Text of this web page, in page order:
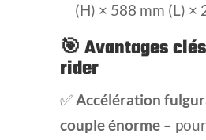
(H) × 588 mm (L) ×
🎯Avantages
rider
✅Accélération
couple énorme–